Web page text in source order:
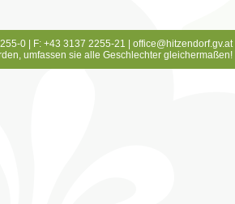
0 | F: +43 3137 2255-21 | office@hitzendorf.gv.at|
umfassen sie alle Geschlechter gleichermaßen!